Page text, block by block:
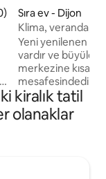
ortalama 4,98
Sıra ev - Dijon
Klima, veranda,
kurutucu, otopark
Yeni yenilenen 33
vardır ve
merkezine kısa
mesafesindedir.
küçük bir binada,
odanız/
banyonuz olacak.
kiralık tatil
olanaklar